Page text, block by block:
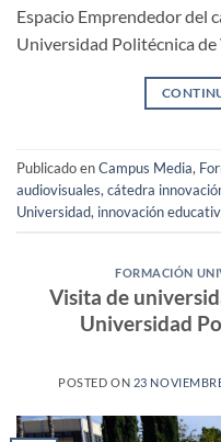
Espacio Emprendedor del
Universidad Politécnica de
Publicado enCampus Media,
audiovisuales, cátedra
Universidad, innovación
FORMACIÓN
Visita de
Universidad
POSTED ON 23